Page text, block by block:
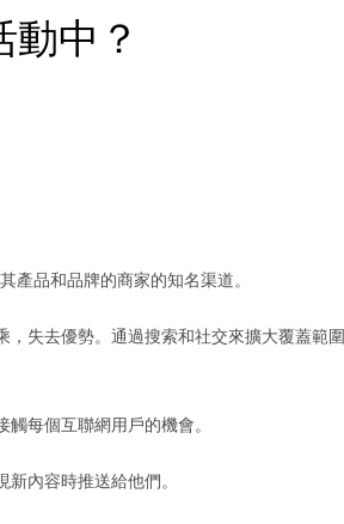
中？
品和品牌的商家的知名渠道。
失去優勢。通過搜索和社交來擴大覆蓋範
每個互聯網用戶的機會。
內容時推送給他們。